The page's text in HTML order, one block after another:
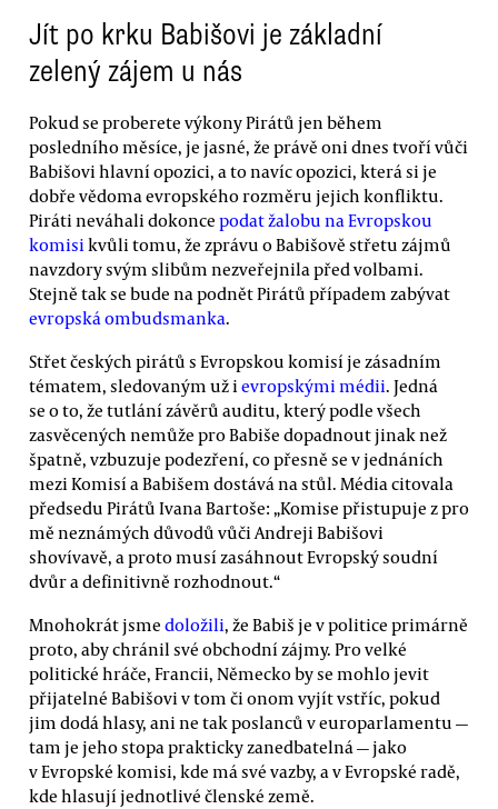
Jít po krku Babišovi je základní
zelený zájem u nás
Pokud se proberete výkony Pirátů jen během
posledního měsíce, je jasné, že právě oni dnes tvoří vůči
Babišovi hlavní opozici, a to navíc opozici, která si je
dobře vědoma evropského rozměru jejich konfliktu.
Piráti neváhali dokonce podat žalobu na Evropskou
komisi kvůli tomu, že zprávu o Babišově střetu zájmů
navzdory svým slibům nezveřejnila před volbami.
Stejně tak se bude na podnět Pirátů případem zabývat
evropská ombudsmanka.
Střet českých pirátů s Evropskou komisí je zásadním
tématem, sledovaným už i evropskými médii. Jedná
se o to, že tutlání závěrů auditu, který podle všech
zasvěcených nemůže pro Babiše dopadnout jinak než
špatně, vzbuzuje podezření, co přesně se v jednáních
mezi Komisí a Babišem dostává na stůl. Média citovala
předsedu Pirátů Ivana Bartoše: „Komise přistupuje z pro
mě neznámých důvodů vůči Andreji Babišovi
shovívavě, a proto musí zasáhnout Evropský soudní
dvůr a definitivně rozhodnout.“
Mnohokrát jsme doložili, že Babiš je v politice primárně
proto, aby chránil své obchodní zájmy. Pro velké
politické hráče, Francii, Německo by se mohlo jevit
přijatelné Babišovi v tom či onom vyjít vstříc, pokud
jim dodá hlasy, ani ne tak poslanců v europarlamentu —
tam je jeho stopa prakticky zanedbatelná — jako
v Evropské komisi, kde má své vazby, a v Evropské radě,
kde hlasují jednotlivé členské země.